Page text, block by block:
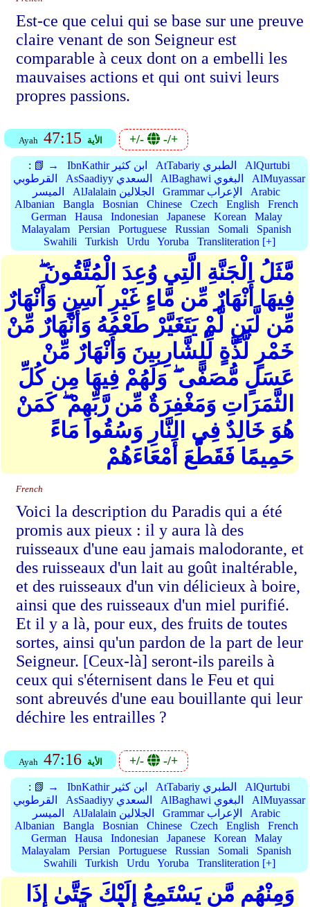
Est-ce que celui qui se base sur une preuve
claire venant de son Seigneur est
comparable à ceux dont on a embelli les
mauvaises actions et qui ont suivi leurs
propres passions.
Ayah 47:15 الأية +/- -/+
: 📗 → IbnKathir ابن كثير AtTabariy الطبري
AlQurtubi
القرطوبي
AsSaadiyy السعدي AlBaghawi البغوي
AlMuyassar
الميسر
AlJalalain الجلالين Grammar الإعراب
Arabic
Albanian
Bangla Bosnian Chinese Czech English
French
German
Hausa Indonesian Japanese Korean
Malay
Malayalam
Persian Portuguese Russian Somali
Spanish
Swahili
Turkish Urdu Yoruba Transliteration [+]
مَّثَلُ الْجَنَّةِ الَّتِي وُعِدَ الْمُتَّقُونَ ۖ
فِيهَا أَنْهَارٌ مِّن مَّاءٍ غَيْرِ آسِنٍ وَأَنْهَارٌ
مِّن لَّبَنٍ لَّمْ يَتَغَيَّرْ طَعْمُهُ وَأَنْهَارٌ مِّنْ
خَمْرٍ لَّذَّةٍ لِّلشَّارِبِينَ وَأَنْهَارٌ مِّنْ
عَسَلٍ مُّصَفًّى ۖ وَلَهُمْ فِيهَا مِن كُلِّ
الثَّمَرَاتِ وَمَغْفِرَةٌ مِّن رَّبِّهِمْ ۖ كَمَنْ
هُوَ خَالِدٌ فِي النَّارِ وَسُقُوا مَاءً
حَمِيمًا فَقَطَّعَ أَمْعَاءَهُمْ
French
Voici la description du Paradis qui a été
promis aux pieux : il y aura là des
ruisseaux d'une eau jamais malodorante, et
des ruisseaux d'un lait au goût inaltérable,
et des ruisseaux d'un vin délicieux à boire,
ainsi que des ruisseaux d'un miel purifié.
Et il y a là, pour eux, des fruits de toutes
sortes, ainsi qu'un pardon de la part de leur
Seigneur. [Ceux-là] seront-ils pareils à
ceux qui s'éternisent dans le Feu et qui
sont abreuvés d'une eau bouillante qui leur
déchire les entrailles ?
Ayah 47:16 الأية +/- -/+
: 📗 → IbnKathir ابن كثير AtTabariy الطبري
AlQurtubi
القرطوبي
AsSaadiyy السعدي AlBaghawi البغوي
AlMuyassar
الميسر
AlJalalain الجلالين Grammar الإعراب
Arabic
Albanian
Bangla Bosnian Chinese Czech English
French
German
Hausa Indonesian Japanese Korean
Malay
Malayalam
Persian Portuguese Russian Somali
Spanish
Swahili
Turkish Urdu Yoruba Transliteration [+]
وَمِنْهُم مَّن يَسْتَمِعُ إِلَيْكَ حَتَّىٰ إِذَا